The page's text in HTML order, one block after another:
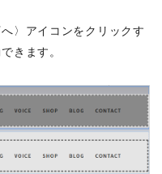
〉アイコンをクリックす
きます。